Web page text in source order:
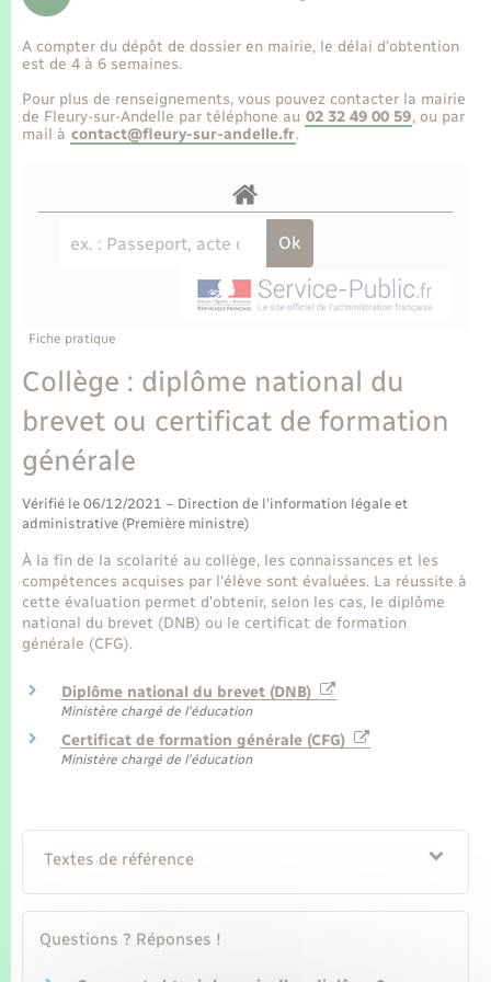
Etat-civil - Papiers - Citoyenneté
Mariage – PACS
Parrainage civil
Logement - Urbanisme
Nouvel habitant
Organisation d’événement
Sécurité - Prévention
Seniors
Transports
Transports scolaires
Voirie et espace public
Travaux - Autorisation d’occupation de l’espace
public
Compétences
Plan interactif
La Communauté de communes
A compter du dépôt de dossier en mairie, le délai d’obtention
est de 4 à 6 semaines.
Pour plus de renseignements, vous pouvez contacter la mairie
de Fleury-sur-Andelle par téléphone au 02 32 49 00 59, ou par
mail à contact@fleury-sur-andelle.fr.
Fiche pratique
Collège : diplôme national du
brevet ou certificat de formation
générale
Vérifié le 06/12/2021 – Direction de l'information légale et
administrative (Première ministre)
À la fin de la scolarité au collège, les connaissances et les
compétences acquises par l'élève sont évaluées. La réussite à
cette évaluation permet d'obtenir, selon les cas, le diplôme
national du brevet (DNB) ou le certificat de formation
générale (CFG).
Diplôme national du brevet (DNB)
Ministère chargé de l'éducation
Certificat de formation générale (CFG)
Ministère chargé de l'éducation
Textes de référence
Questions ? Réponses !